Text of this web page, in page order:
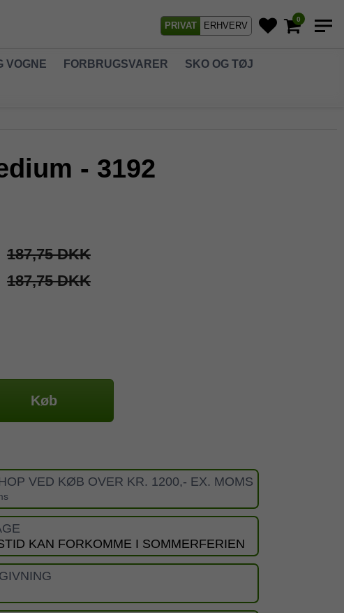
PRIVAT ERHVERV
0
VOGNE FORBRUGSVARER SKO OG TØJ
- 3192
187,75 DKK
187,75 DKK
Køb
VED KØB OVER KR. 1200,- EX. MOMS
KAN FORKOMME I SOMMERFERIEN